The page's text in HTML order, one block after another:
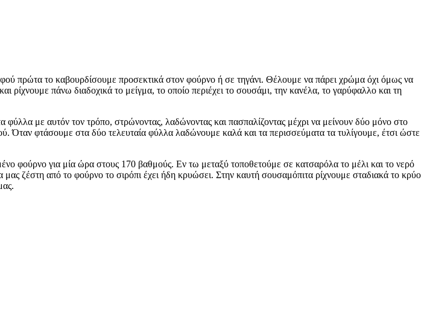
πρώτα το καβουρδίσουμε προσεκτικά στον φούρνο ή σε τηγάνι. Θέλουμε να πάρει χρώμα όχι όμως να
πάνω διαδοχικά το μείγμα, το οποίο περιέχει το σουσάμι, την κανέλα, το γαρύφαλλο και τη
με αυτόν τον τρόπο, στρώνοντας, λαδώνοντας και πασπαλίζοντας μέχρι να μείνουν δύο μόνο στο
Όταν φτάσουμε στα δύο τελευταία φύλλα λαδώνουμε καλά και τα περισσεύματα τα τυλίγουμε, έτσι ώστε
φούρνο για μία ώρα στους 170 βαθμούς. Εν τω μεταξύ τοποθετούμε σε κατσαρόλα το μέλι και το νερό
ζέστη από το φούρνο το σιρόπι έχει ήδη κρυώσει. Στην καυτή σουσαμόπιτα ρίχνουμε σταδιακά το κρύο